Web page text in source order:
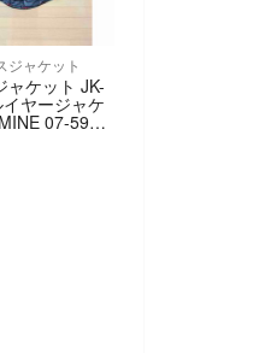
ジャケット
ャケット JK-
ヤージャケ
07-59
パッド付